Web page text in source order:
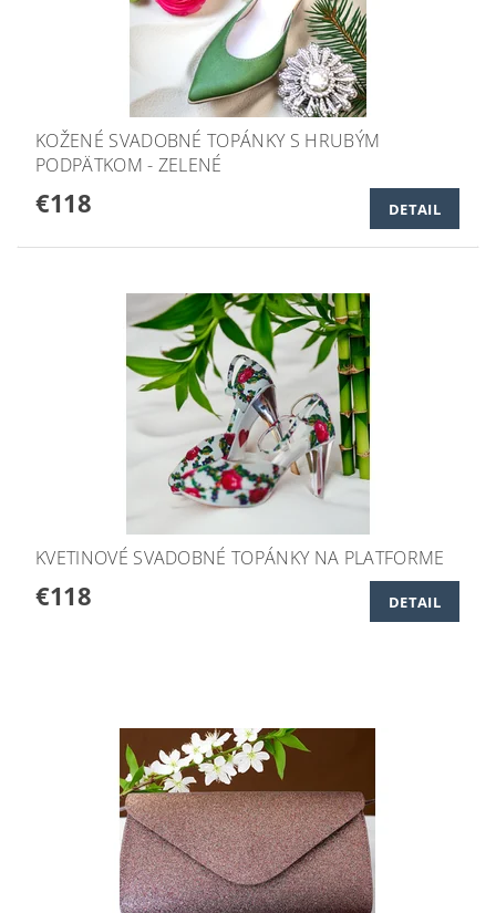
KOŽENÉ SVADOBNÉ TOPÁNKY S HRUBÝM
PODPÄTKOM - ZELENÉ
€118 DETAIL
KVETINOVÉ SVADOBNÉ TOPÁNKY NA PLATFORME
€118 DETAIL